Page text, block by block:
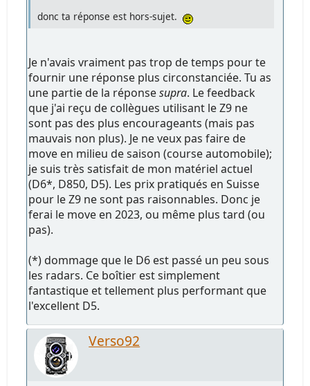
donc ta réponse est hors-sujet.
Je n'avais vraiment pas trop de temps pour te
fournir une réponse plus circonstanciée. Tu as
une partie de la réponsesupra. Le feedback
que j'ai reçu de collègues utilisant le Z9 ne
sont pas des plus encourageants (mais pas
mauvais non plus). Je ne veux pas faire de
move en milieu de saison (course automobile);
je suis très satisfait de mon matériel actuel
(D6*, D850, D5). Les prix pratiqués en Suisse
pour le Z9 ne sont pas raisonnables. Donc je
ferai le move en 2023, ou même plus tard (ou
pas).
(*) dommage que le D6 est passé un peu sous
les radars. Ce boîtier est simplement
fantastique et tellement plus performant que
l'excellent D5.
Verso92